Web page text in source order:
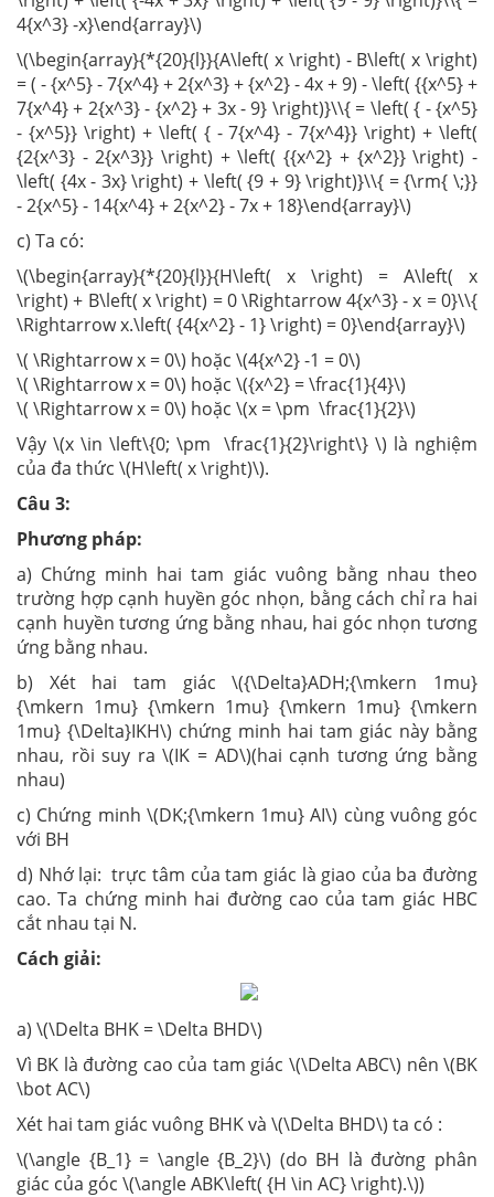
4{x^3} -x}\end{array}\)
\(\begin{array}{*{20}{l}}{A\left( x \right) - B\left( x \right)
= ( - {x^5} - 7{x^4} + 2{x^3} + {x^2} - 4x + 9) - \left( {{x^5} +
7{x^4} + 2{x^3} - {x^2} + 3x - 9} \right)}\\{ = \left( { - {x^5}
- {x^5}} \right) + \left( { - 7{x^4} - 7{x^4}} \right) + \left(
{2{x^3} - 2{x^3}} \right) + \left( {{x^2} + {x^2}} \right) -
\left( {4x - 3x} \right) + \left( {9 + 9} \right)}\\{ = {\rm{ \;}}
- 2{x^5} - 14{x^4} + 2{x^2} - 7x + 18}\end{array}\)
c) Ta có:
\(\begin{array}{*{20}{l}}{H\left( x \right) = A\left( x
\right) + B\left( x \right) = 0 \Rightarrow 4{x^3} - x = 0}\\{
\Rightarrow x.\left( {4{x^2} - 1} \right) = 0}\end{array}\)
\( \Rightarrow x = 0\) hoặc \(4{x^2} -1 = 0\)
\( \Rightarrow x = 0\) hoặc \({x^2} = \frac{1}{4}\)
\( \Rightarrow x = 0\) hoặc \(x = \pm \frac{1}{2}\)
Vậy \(x \in \left\{0; \pm \frac{1}{2}\right\} \) là nghiệm
của đa thức \(H\left( x \right)\).
Câu 3:
Phương pháp:
a) Chứng minh hai tam giác vuông bằng nhau theo
trường hợp cạnh huyền góc nhọn, bằng cách chỉ ra hai
cạnh huyền tương ứng bằng nhau, hai góc nhọn tương
ứng bằng nhau.
b) Xét hai tam giác \({\Delta}ADH;{\mkern 1mu}
{\mkern 1mu} {\mkern 1mu} {\mkern 1mu} {\mkern
1mu} {\Delta}IKH\) chứng minh hai tam giác này bằng
nhau, rồi suy ra \(IK = AD\)(hai cạnh tương ứng bằng
nhau)
c) Chứng minh \(DK;{\mkern 1mu} AI\) cùng vuông góc
với BH
d) Nhớ lại: trực tâm của tam giác là giao của ba đường
cao. Ta chứng minh hai đường cao của tam giác HBC
cắt nhau tại N.
Cách giải:
a) \(\Delta BHK = \Delta BHD\)
Vì BK là đường cao của tam giác \(\Delta ABC\) nên \(BK
\bot AC\)
Xét hai tam giác vuông BHK và \(\Delta BHD\) ta có :
\(\angle {B_1} = \angle {B_2}\) (do BH là đường phân
giác của góc \(\angle ABK\left( {H \in AC} \right).\))